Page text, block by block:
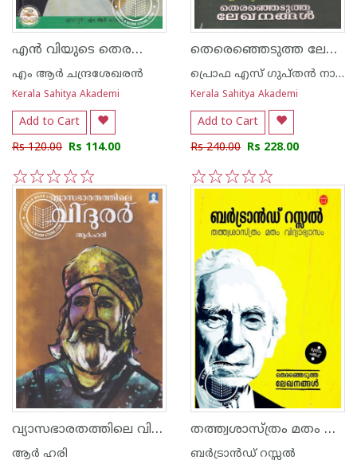
എന്‍ വിയുടെ തെരഞ്ഞെടുത്ത പ്രബന്ധനങ്ങള്‍
എം ആര്‍ ചന്ദ്രശേഖരന്‍
Kerala Sahitya Akademi
Add to Cart
Rs 120.00 Rs 114.00
5
4
3
2
1
തെരെഞ്ഞെടുത്ത ലേഖനങ്ങള്‍- എസ് ഗുപ്തന്‍ നായര്‍
പ്രൊഫ എസ് ഗുപ്തന്‍ നായര്‍
Kerala Sahitya Akademi
Add to Cart
Rs 240.00 Rs 228.00
5
4
3
2
1
വ്യാസഭാരതത്തിലെ വിദുരർ
ആര്‍ ഹരി
തത്ത്വശാസ്ത്രം മതം വിദ്യാഭാസം
ബർട്രാൻഡ് റസ്സൽ